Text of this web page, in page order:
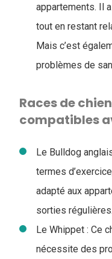
appartements. Il
tout en restant
Mais c’est
problèmes de
Races de
compatibles
Le Bulldog
termes
adapté aux
sorties régulières.
Le Whippet : Ce
nécessite des